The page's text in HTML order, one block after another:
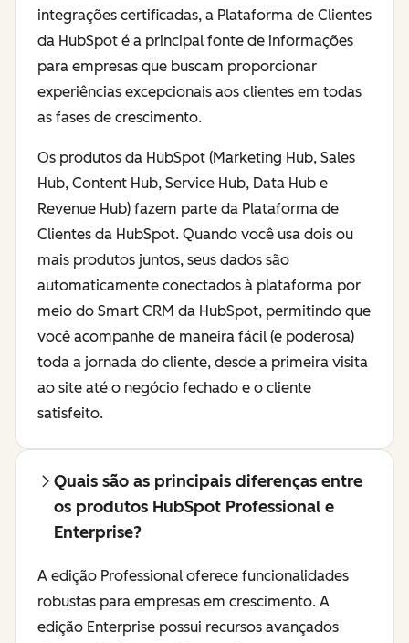
integrações certificadas, a Plataforma de Clientes
da HubSpot é a principal fonte de informações
para empresas que buscam proporcionar
experiências excepcionais aos clientes em todas
as fases de crescimento.
Os produtos da HubSpot (Marketing Hub, Sales
Hub, Content Hub, Service Hub, Data Hub e
Revenue Hub) fazem parte da Plataforma de
Clientes da HubSpot. Quando você usa dois ou
mais produtos juntos, seus dados são
automaticamente conectados à plataforma por
meio do Smart CRM da HubSpot, permitindo que
você acompanhe de maneira fácil (e poderosa)
toda a jornada do cliente, desde a primeira visita
ao site até o negócio fechado e o cliente
satisfeito.
Quais são as principais diferenças entre
os produtos HubSpot Professional e
Enterprise?
A edição Professional oferece funcionalidades
robustas para empresas em crescimento. A
edição Enterprise possui recursos avançados